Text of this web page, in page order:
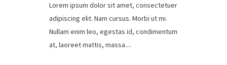
Lorem ipsum dolor sit amet, consectetuer
adipiscing elit. Nam cursus. Morbi ut mi.
Nullam enim leo, egestas id, condimentum
at, laoreet mattis, massa....